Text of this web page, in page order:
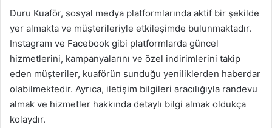
Duru Kuaför, sosyal medya platformlarında aktif bir şekilde
yer almakta ve müşterileriyle etkileşimde bulunmaktadır.
Instagram ve Facebook gibi platformlarda güncel
hizmetlerini, kampanyalarını ve özel indirimlerini takip
eden müşteriler, kuaförün sunduğu yeniliklerden haberdar
olabilmektedir. Ayrıca, iletişim bilgileri aracılığıyla randevu
almak ve hizmetler hakkında detaylı bilgi almak oldukça
kolaydır.